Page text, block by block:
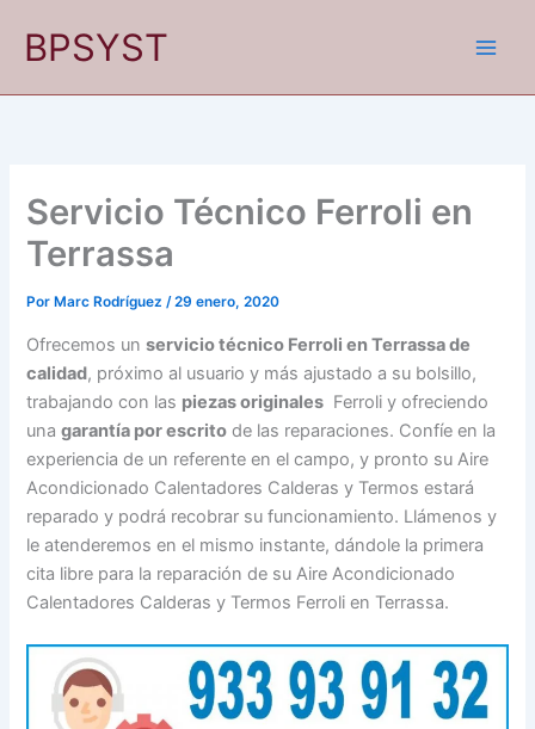
BPSYST
Servicio Técnico Ferroli en
Terrassa
Por Marc Rodríguez/29 enero, 2020
Ofrecemos unservicio técnico Ferroli en Terrassa de
calidad, próximo al usuario y más ajustado a su bolsillo,
trabajando con las piezas originales Ferroli y ofreciendo
unagarantía por escrito de las reparaciones. Confíe en la
experiencia de un referente en el campo, y pronto su Aire
Acondicionado Calentadores Calderas y Termos estará
reparado y podrá recobrar su funcionamiento. Llámenos y
le atenderemos en el mismo instante, dándole la primera
cita libre para la reparación de su Aire Acondicionado
Calentadores Calderas y Termos Ferroli en Terrassa.